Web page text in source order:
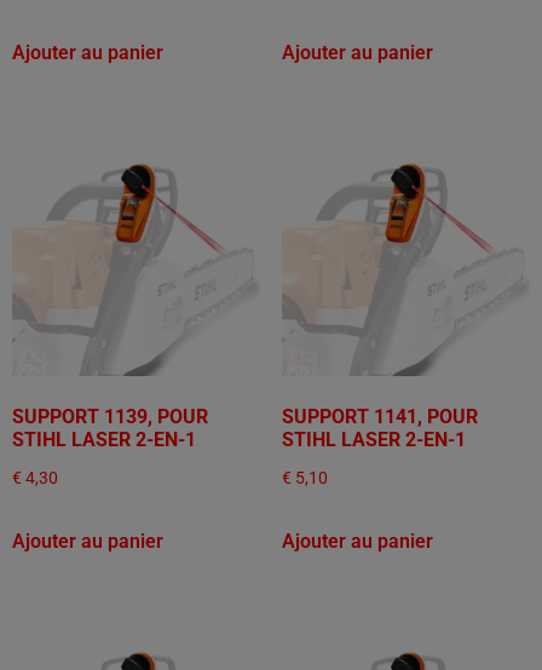
Ajouter au panier Ajouter au panier
SUPPORT 1139, POUR
STIHL LASER 2-EN-1
€ 4,30
Ajouter au panier
SUPPORT 1141, POUR
STIHL LASER 2-EN-1
€ 5,10
Ajouter au panier